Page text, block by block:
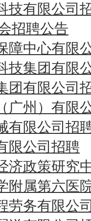
技有限公司
招聘公告
障中心有限
技集团有限
团有限公司
广州）有限
有限公司招
限公司招聘
济政策研究
附属第六医
劳务有限公